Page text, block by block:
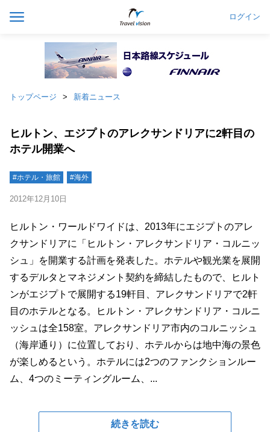
ログイン
トップページ 新着ニュース
ヒルトン、エジプトのアレクサンドリアに2軒目の
ホテル開業へ
#ホテル・旅館 #海外
2012年12月10日
ヒルトン・ワールドワイドは、2013年にエジプトのアレ
クサンドリアに「ヒルトン・アレクサンドリア・コルニッ
シュ」を開業する計画を発表した。ホテルや観光業を展開
するデルタとマネジメント契約を締結したもので、ヒルト
ンがエジプトで展開する19軒目、アレクサンドリアで2軒
目のホテルとなる。ヒルトン・アレクサンドリア・コルニ
ッシュは全158室。アレクサンドリア市内のコルニッシュ
（海岸通り）に位置しており、ホテルからは地中海の景色
が楽しめるという。ホテルには2つのファンクションルー
ム、4つのミーティングルーム、...
続きを読む